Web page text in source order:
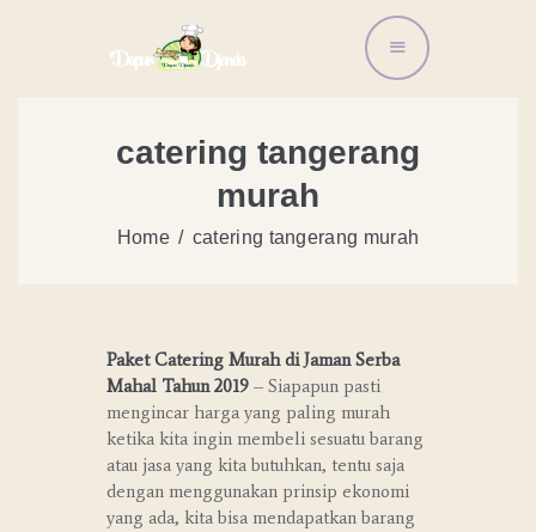
catering tangerang
murah
Home catering tangerang murah
LAYANAN ORDER
DISTRIBUTOR
BANDENG
Paket Catering Murah di Jaman Serba
Mahal Tahun 2019 – Siapapun pasti
mengincar harga yang paling murah
ketika kita ingin membeli sesuatu barang
atau jasa yang kita butuhkan, tentu saja
dengan menggunakan prinsip ekonomi
yang ada, kita bisa mendapatkan barang